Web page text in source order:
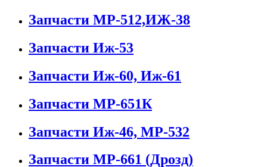
Запчасти МР-512,ИЖ-38
Запчасти Иж-53
Запчасти Иж-60, Иж-61
Запчасти МР-651К
Запчасти Иж-46, МР-532
Запчасти МР-661 (Дрозд)